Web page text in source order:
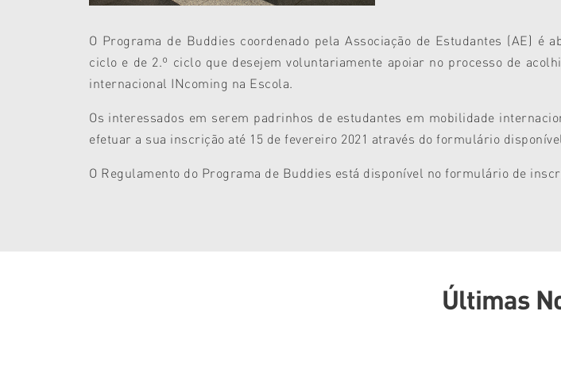
O Programa de Buddies coordenado pela Associação de Estudantes (AE)
ciclo e de 2.º ciclo que desejem voluntariamente apoiar no processo de
internacional INcoming na Escola.
Os interessados em serem padrinhos de estudantes em mobilidade
efetuar a sua inscrição até 15 de fevereiro 2021 através do formulário
O Regulamento do Programa de Buddies está disponível no formulário de
Últimas